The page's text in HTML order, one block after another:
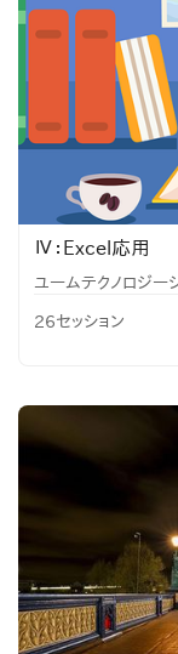
Ⅳ：Excel応用
ユームテクノロジー
26セッション